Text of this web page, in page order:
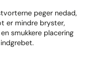
peger nedad,
er mindre bryster,
smukkere placering